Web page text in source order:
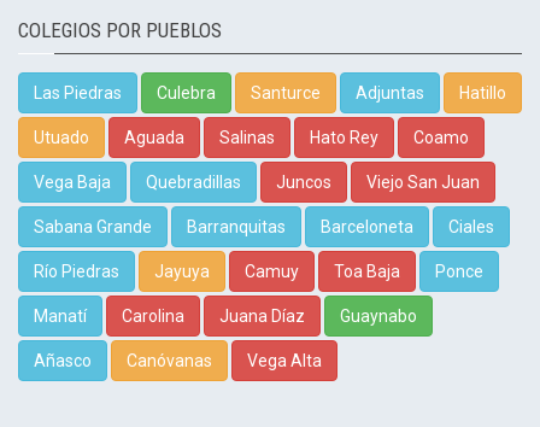
COLEGIOS POR PUEBLOS
Las Piedras Culebra Santurce Adjuntas Hatillo
Utuado Aguada Salinas Hato Rey Coamo
Vega Baja Quebradillas Juncos Viejo San Juan
Sabana Grande Barranquitas Barceloneta Ciales
Río Piedras Jayuya Camuy Toa Baja Ponce
Manatí Carolina Juana Díaz Guaynabo
Añasco Canóvanas Vega Alta